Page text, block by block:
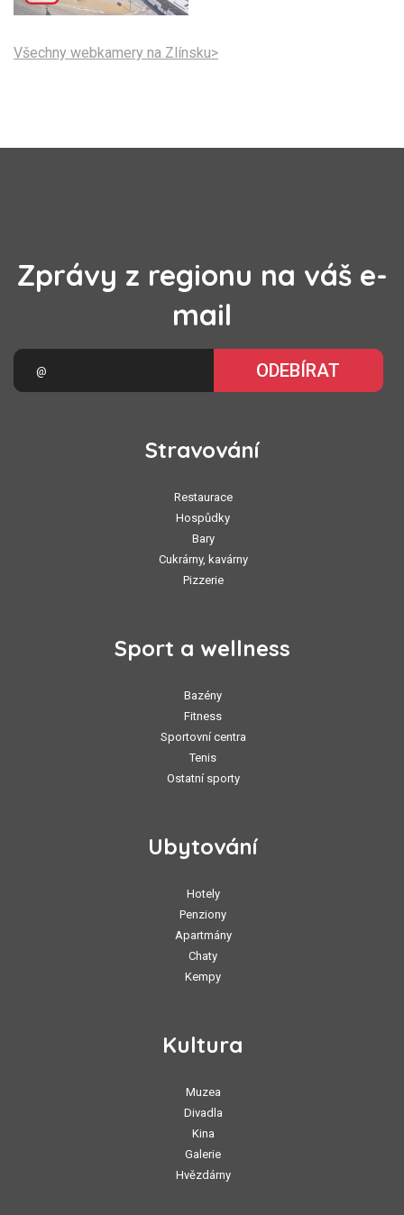
Všechny webkamery na Zlínsku>
Zprávy z regionu na váš e-
mail
ODEBÍRAT
Stravování
Restaurace
Hospůdky
Bary
Cukrárny, kavárny
Pizzerie
Sport a wellness
Bazény
Fitness
Sportovní centra
Tenis
Ostatní sporty
Ubytování
Hotely
Penziony
Apartmány
Chaty
Kempy
Kultura
Muzea
Divadla
Kina
Galerie
Hvězdárny